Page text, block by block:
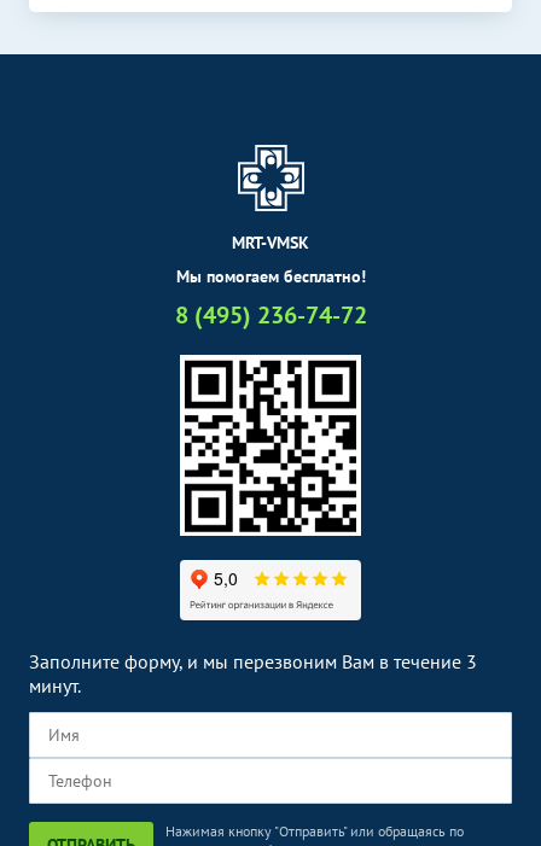
MRT-VMSK
Мы помогаем бесплатно!
8 (495) 236-74-72
Заполните форму, и мы перезвоним Вам в течение 3
минут.
Нажимая кнопку "Отправить" или обращаясь по